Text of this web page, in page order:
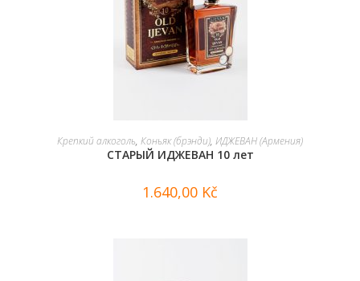
В КОРЗИНУ
Крепкий алкоголь, Коньяк (брэнди), ИДЖЕВАН (Армения)
СТАРЫЙ ИДЖЕВАН 10 лет
1.640,00 Kč